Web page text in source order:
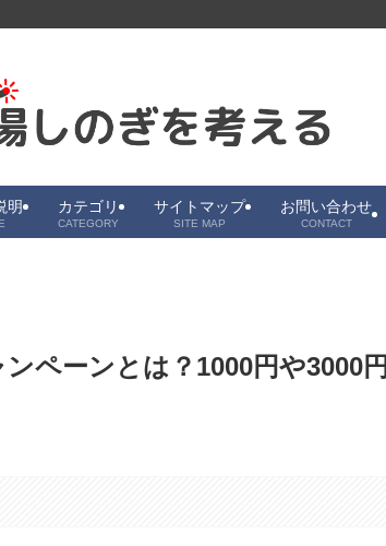
明 カテゴリ
CATEGORY
サイトマップ
SITE MAP
お問い合わせ
CONTACT
ペーンとは？1000円や3000円